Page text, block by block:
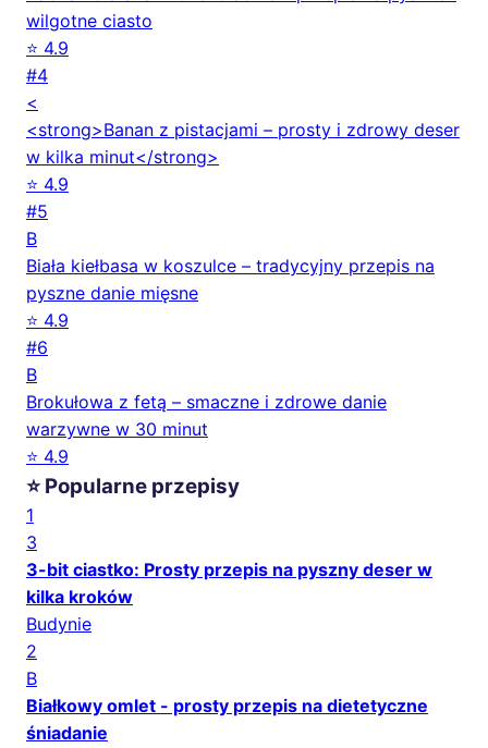
wilgotne ciasto
⭐ 4.9
#4
<
<strong>Banan z pistacjami – prosty i zdrowy deser
w kilka minut</strong>
⭐ 4.9
#5
B
Biała kiełbasa w koszulce – tradycyjny przepis na
pyszne danie mięsne
⭐ 4.9
#6
B
Brokułowa z fetą – smaczne i zdrowe danie
warzywne w 30 minut
⭐ 4.9
⭐ Popularne przepisy
1
3
3-bit ciastko: Prosty przepis na pyszny deser w
kilka kroków
Budynie
2
B
Białkowy omlet - prosty przepis na dietetyczne
śniadanie